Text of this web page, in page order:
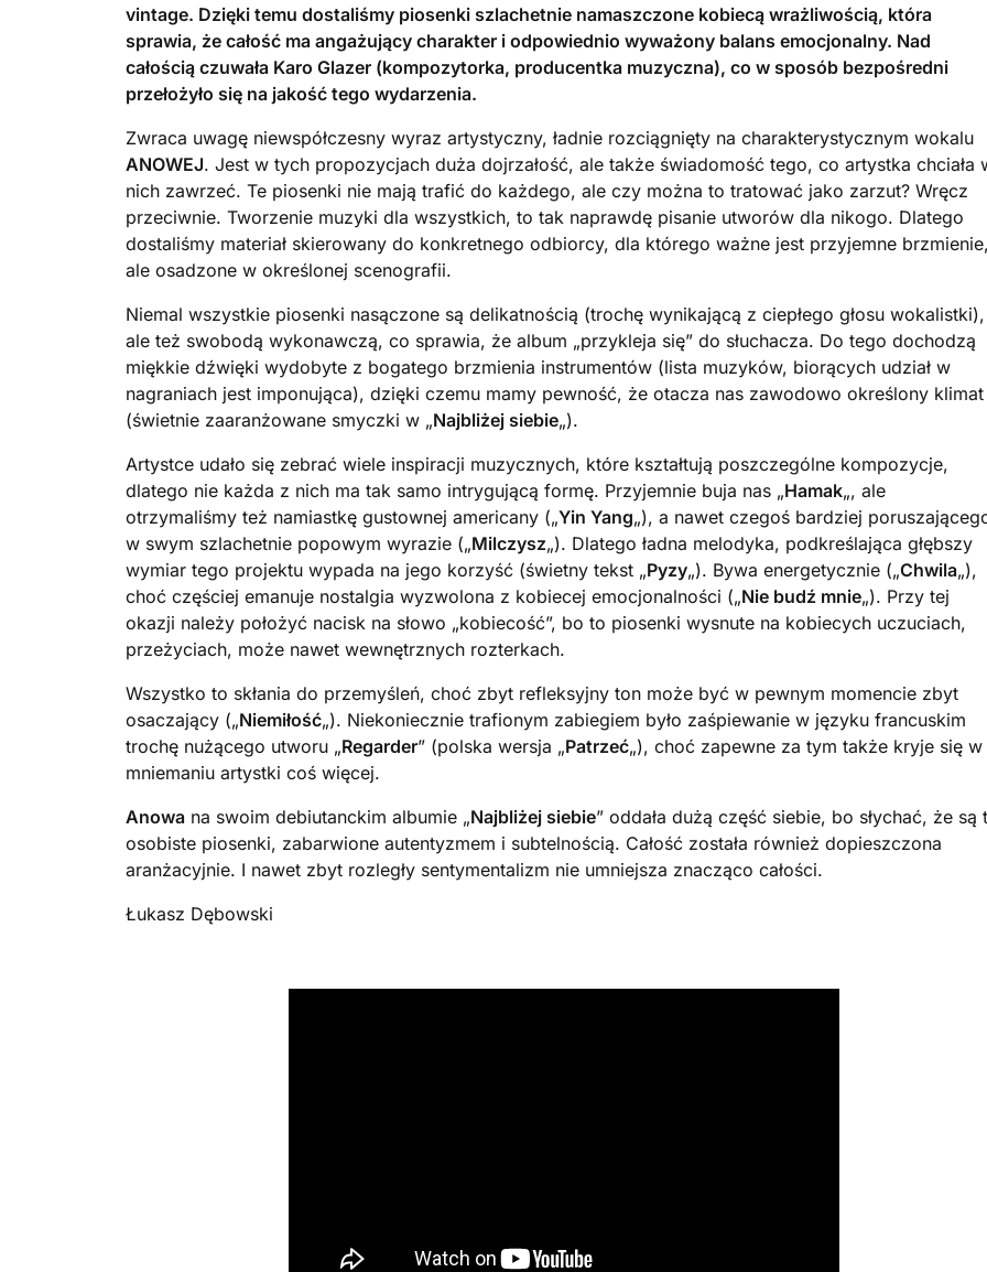
vintage. Dzięki temu dostaliśmy piosenki szlachetnie namaszczone kobiecą wrażliwością, która
sprawia, że całość ma angażujący charakter i odpowiednio wyważony balans emocjonalny. Nad
całością czuwała Karo Glazer (kompozytorka, producentka muzyczna), co w sposób bezpośredni
przełożyło się na jakość tego wydarzenia.
Zwraca uwagę niewspółczesny wyraz artystyczny, ładnie rozciągnięty na charakterystycznym wokalu
ANOWEJ. Jest w tych propozycjach duża dojrzałość, ale także świadomość tego, co artystka chciała
nich zawrzeć. Te piosenki nie mają trafić do każdego, ale czy można to tratować jako zarzut? Wręcz
przeciwnie. Tworzenie muzyki dla wszystkich, to tak naprawdę pisanie utworów dla nikogo. Dlatego
dostaliśmy materiał skierowany do konkretnego odbiorcy, dla którego ważne jest przyjemne
ale osadzone w określonej scenografii.
Niemal wszystkie piosenki nasączone są delikatnością (trochę wynikającą z ciepłego głosu wokalistki),
ale też swobodą wykonawczą, co sprawia, że album „przykleja się” do słuchacza. Do tego dochodzą
miękkie dźwięki wydobyte z bogatego brzmienia instrumentów (lista muzyków, biorących udział w
nagraniach jest imponująca), dzięki czemu mamy pewność, że otacza nas zawodowo określony klimat
(świetnie zaaranżowane smyczki w „Najbliżej siebie„).
Artystce udało się zebrać wiele inspiracji muzycznych, które kształtują poszczególne kompozycje,
dlatego nie każda z nich ma tak samo intrygującą formę. Przyjemnie buja nas „Hamak„, ale
otrzymaliśmy też namiastkę gustownej americany („Yin Yang„), a nawet czegoś bardziej
w swym szlachetnie popowym wyrazie („Milczysz„). Dlatego ładna melodyka, podkreślająca głębszy
wymiar tego projektu wypada na jego korzyść (świetny tekst „Pyzy„). Bywa energetycznie („Chwila„),
choć częściej emanuje nostalgia wyzwolona z kobiecej emocjonalności („Nie budź mnie„). Przy tej
okazji należy położyć nacisk na słowo „kobiecość”, bo to piosenki wysnute na kobiecych uczuciach,
przeżyciach, może nawet wewnętrznych rozterkach.
Wszystko to skłania do przemyśleń, choć zbyt refleksyjny ton może być w pewnym momencie zbyt
osaczający („Niemiłość„). Niekoniecznie trafionym zabiegiem było zaśpiewanie w języku francuskim
trochę nużącego utworu „Regarder” (polska wersja „Patrzeć„), choć zapewne za tym także kryje się w
mniemaniu artystki coś więcej.
Anowa na swoim debiutanckim albumie „Najbliżej siebie” oddała dużą część siebie, bo słychać, że są
osobiste piosenki, zabarwione autentyzmem i subtelnością. Całość została również dopieszczona
aranżacyjnie. I nawet zbyt rozległy sentymentalizm nie umniejsza znacząco całości.
Łukasz Dębowski